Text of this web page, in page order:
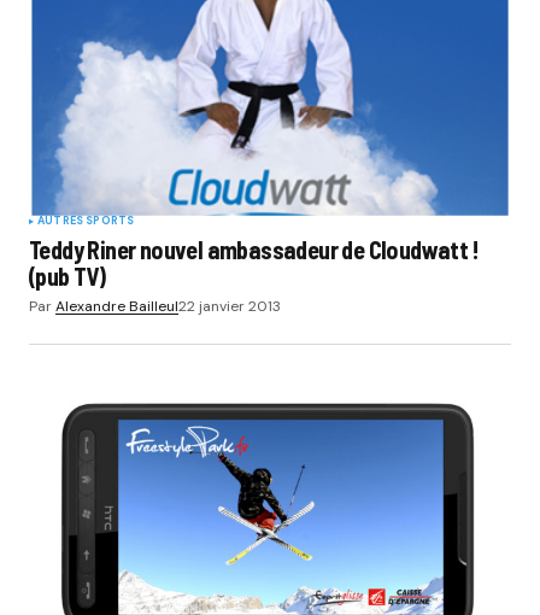
AUTRES SPORTS
Teddy Riner nouvel ambassadeur de Cloudwatt !
(pub TV)
ParAlexandre Bailleul22 janvier 2013